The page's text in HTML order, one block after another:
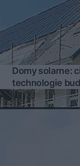
Domy solarne:
technologie